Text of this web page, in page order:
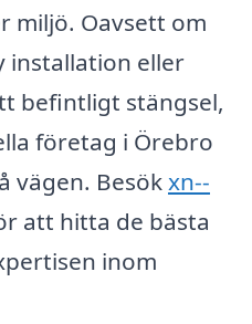
miljö. Oavsett om
installation eller
befintligt stängsel,
företag i Örebro
vägen. Besökxn--
att hitta de bästa
inom